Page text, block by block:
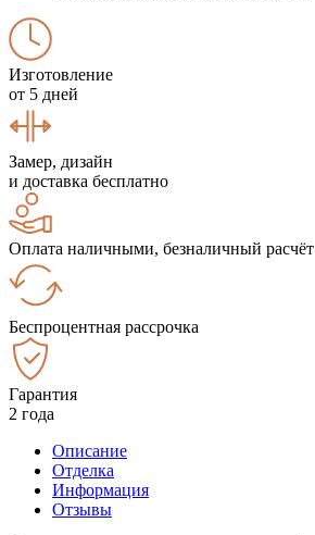
Изготовление
от 5 дней
Замер, дизайн
и доставка бесплатно
Оплата наличными, безналичный расчёт
Беспроцентная рассрочка
Гарантия
2 года
Описание
Отделка
Информация
Отзывы